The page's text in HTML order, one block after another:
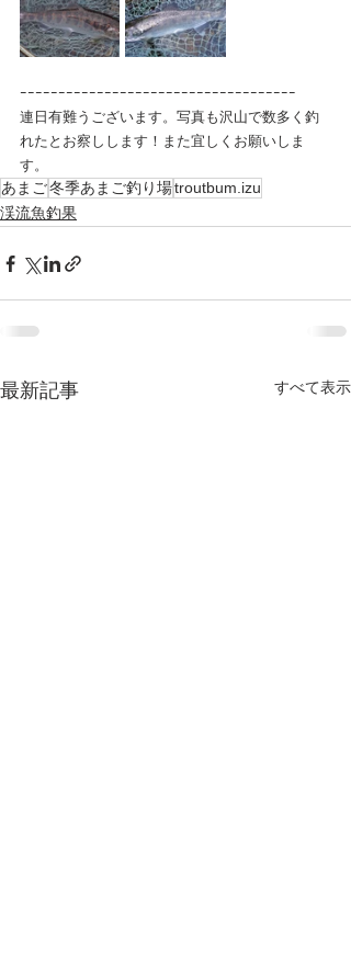
ｰｰｰｰｰｰｰｰｰｰｰｰｰｰｰｰｰｰｰｰｰｰｰｰｰｰｰｰｰｰｰｰｰｰｰｰ
連日有難うございます。写真も沢山で数多く釣
れたとお察しします！また宜しくお願いしま
す。
あまご冬季あまご釣り場troutbum.izu
渓流魚釣果
最新記事 すべて表示